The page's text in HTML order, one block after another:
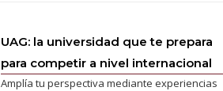
UAG: la universidad que te prepara
para competir a nivel internacional
Amplía tu perspectiva mediante experiencias